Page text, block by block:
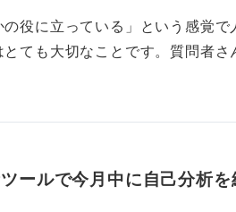
の役に立っている」という感覚
とても大切なことです。質問者
ールで今月中に自己分析